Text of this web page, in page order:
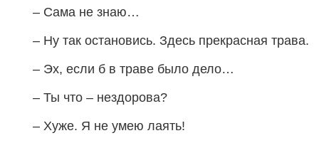
– Сама не знаю…
– Ну так остановись. Здесь прекрасная трава.
– Эх, если б в траве было дело…
– Ты что – нездорова?
– Хуже. Я не умею лаять!